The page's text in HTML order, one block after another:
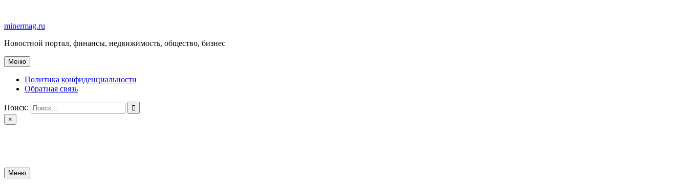
содержимому
minermag.ru
Новостной портал, финансы, недвижимость, общество, бизнес
Меню
Политика конфиденциальности
Обратная связь
Поиск:
×
Меню